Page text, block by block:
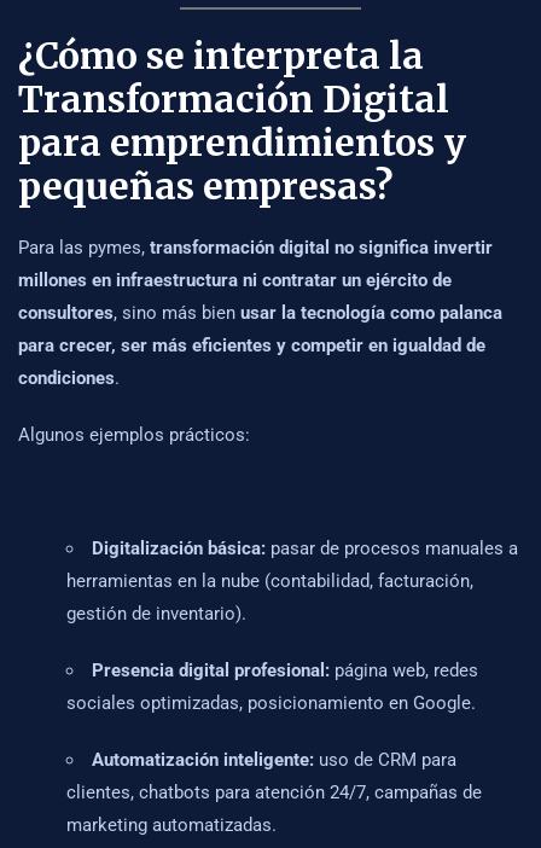
¿Cómo se interpreta la
Transformación Digital
para emprendimientos y
pequeñas empresas?
Para las pymes, transformación digital no significa invertir
millones en infraestructura ni contratar un ejército de
consultores, sino más bien usar la tecnología como palanca
para crecer, ser más eficientes y competir en igualdad de
condiciones.
Algunos ejemplos prácticos:
Digitalización básica: pasar de procesos manuales a
herramientas en la nube (contabilidad, facturación,
gestión de inventario).
Presencia digital profesional: página web, redes
sociales optimizadas, posicionamiento en Google.
Automatización inteligente: uso de CRM para
clientes, chatbots para atención 24/7, campañas de
marketing automatizadas.